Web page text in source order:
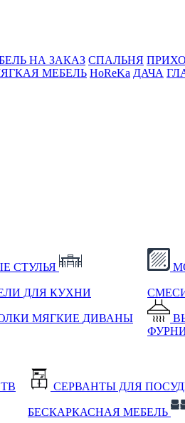
НА ЗАКАЗ СПАЛЬНЯ
МЕБЕЛЬ HoReKa ДАЧА
СТУЛЬЯ
ДЛЯ КУХНИ
МЯГКИЕ ДИВАНЫ
ТВ СЕРВАНТЫ ДЛЯ
БЕСКАРКАСНАЯ МЕБЕЛЬ